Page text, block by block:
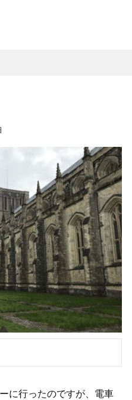
に行ったのですが、電車